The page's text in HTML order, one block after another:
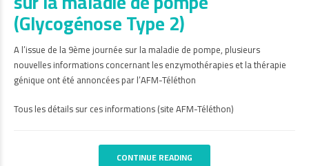
(Glycogénose Type 2)
A l’issue de la 9ème journée sur la maladie de pompe, plusieurs
nouvelles informations concernant les enzymothérapies et la thérapie
génique ont été annoncées par l’AFM-Téléthon
Tous les détails sur ces informations (site AFM-Téléthon)
CONTINUE READING